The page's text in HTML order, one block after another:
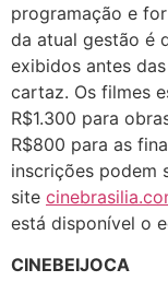
programação e
da atual gestão é
exibidos antes
cartaz. Os filmes
R$1.300 para
R$800 para as
inscrições podem
site
está disponível o
CINEBEIJOCA